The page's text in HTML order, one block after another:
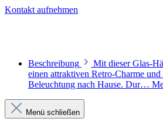
Kontakt aufnehmen
Beschreibung
Mit dieser Glas-
einen attraktiven Retro-Charme und
Beleuchtung nach Hause. Dur…
Menü schließen